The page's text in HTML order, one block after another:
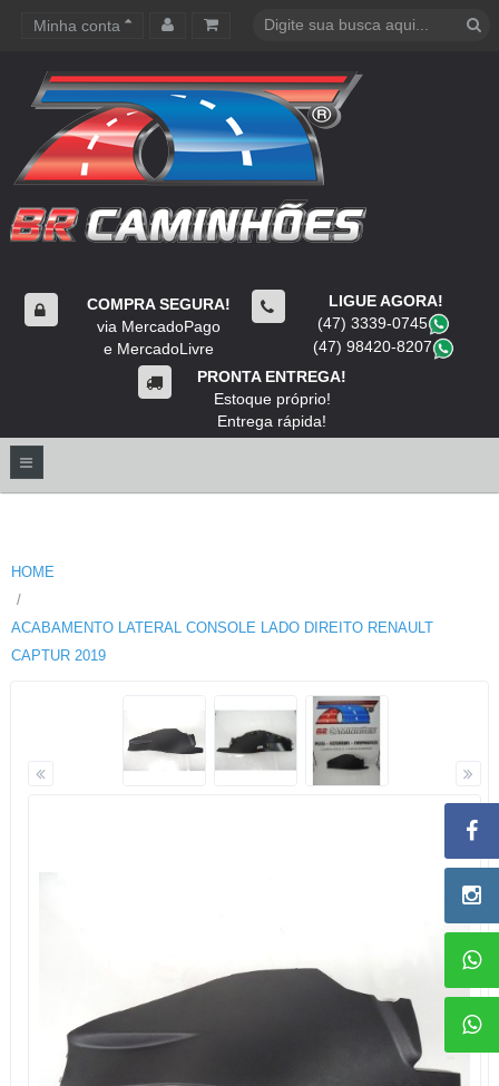
Minha conta
COMPRA SEGURA!
via MercadoPago
e MercadoLivre
LIGUE AGORA!
(47) 3339-0745
(47) 98420-8207
PRONTA ENTREGA!
Estoque próprio!
Entrega rápida!
HOME
ACABAMENTO LATERAL CONSOLE LADO DIREITO RENAULT
CAPTUR 2019